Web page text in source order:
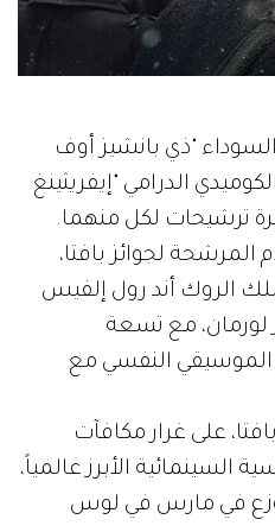
"ذي بانشيز أوف
الدرامي "إيفريثينغ
ترشيحات لكل منهما.
المرشحة لجوائز بافتا،
الروك أند رول إلفيس
لورمان، مع تسعة
الموسيقي النفسي مع
على غرار مكافآت
الأبرز عالمياً،
في مارس في لوس